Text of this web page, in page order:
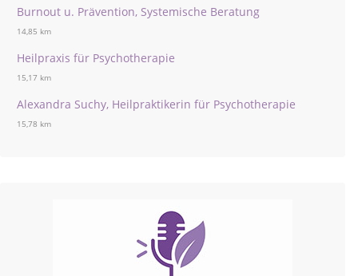
Burnout u. Prävention, Systemische Beratung
14,85 km
Heilpraxis für Psychotherapie
15,17 km
Alexandra Suchy, Heilpraktikerin für Psychotherapie
15,78 km